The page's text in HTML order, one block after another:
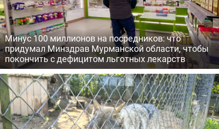
Минус 100 миллионов на посредников: что
придумал Минздрав Мурманской области, чтобы
покончить с дефицитом льготных лекарств